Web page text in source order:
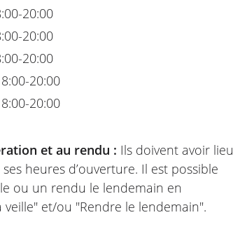
20:00
20:00
20:00
20:00
20:00
et au rendu : Ils doivent avoir lieu
heures d’ouverture. Il est possible
ou un rendu le lendemain en
et/ou "Rendre le lendemain".